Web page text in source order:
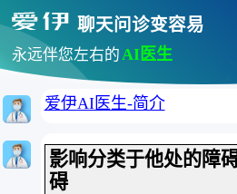
聊天问诊变容易
永远伴您左右的AI医生
爱伊AI医生-简介
影响分类于他处的障
碍